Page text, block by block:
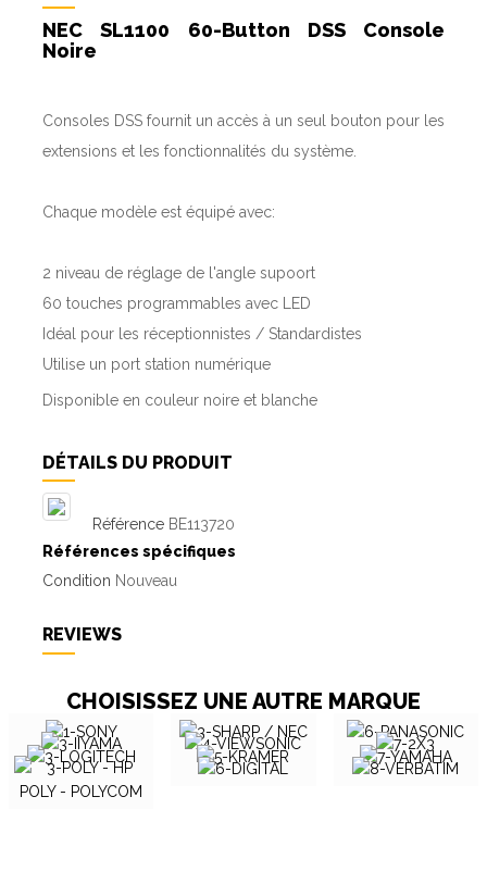
NEC SL1100 60-Button DSS Console
Noire
Consoles DSS fournit un accès à un seul bouton pour les
extensions et les fonctionnalités du système
Chaque modèle est équipé avec:
2 niveau de réglage de l'angle supoort
60 touches programmables avec LED
Idéal pour les réceptionnistes / Standardistes
Utilise un port station numérique
Disponible en couleur noire et blanche
DÉTAILS DU PRODUIT
Référence BE113720
Références spécifiques
Condition Nouveau
REVIEWS
CHOISISSEZ UNE AUTRE MARQUE